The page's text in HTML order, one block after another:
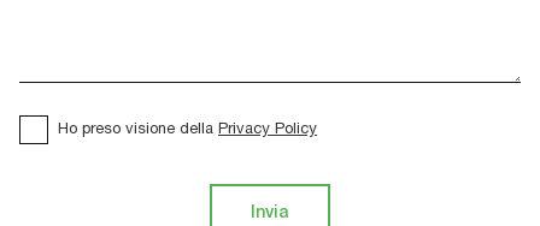
Ho preso visione della Privacy Policy
Invia